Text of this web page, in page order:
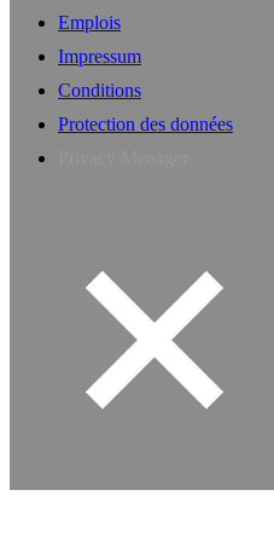
Emplois
Impressum
Conditions
Protection des données